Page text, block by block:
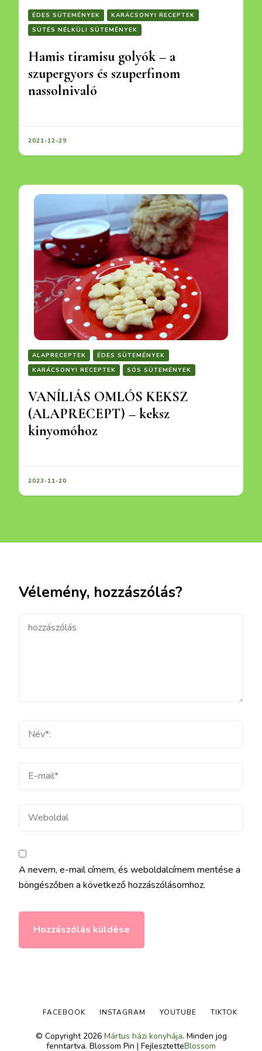
ÉDES SÜTEMÉNYEK
KARÁCSONYI RECEPTEK
SÜTÉS NÉLKÜLI SÜTEMÉNYEK
Hamis tiramisu golyók – a
szupergyors és szuperfinom
nassolnivaló
2021-12-29
ALAPRECEPTEK
ÉDES SÜTEMÉNYEK
KARÁCSONYI RECEPTEK
SÓS SÜTEMÉNYEK
VANÍLIÁS OMLÓS KEKSZ
(ALAPRECEPT) – keksz
kinyomóhoz
2023-11-20
Vélemény, hozzászólás?
hozzászólás
Teljes
E-
Weboldal
A nevem, e-mail címem, és weboldalcímem mentése a
böngészőben a következő hozzászólásomhoz.
© Copyright 2026 Mártus házi konyhája. Minden jog
fenntartva. Blossom Pin | FejlesztetteBlossom
FACEBOOK INSTAGRAM YOUTUBE TIKTOK